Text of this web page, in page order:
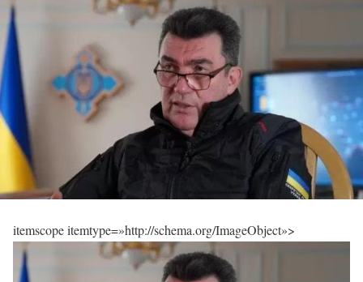
itemscope itemtype=»http://schema.org/ImageObject»>